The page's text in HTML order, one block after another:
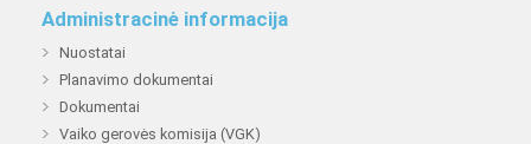
Administracinė informacija
Nuostatai
Planavimo dokumentai
Dokumentai
Vaiko gerovės komisija (VGK)